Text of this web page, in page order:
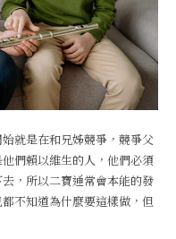
就是在和兄姊競爭，競爭父
們賴以維生的人，他們必須
，所以二寶通常會本能的發
不知道為什麼要這樣做，但